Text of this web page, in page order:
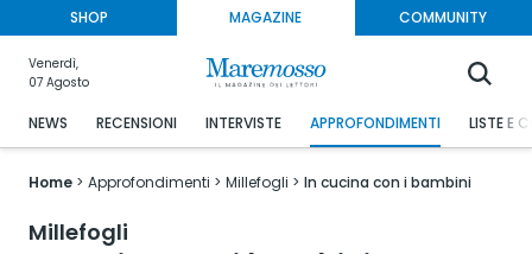
SHOP MAGAZINE COMMUNITY
Venerdì,
07 Agosto
NEWS RECENSIONI INTERVISTE APPROFONDIMENTI LISTE E
Home Approfondimenti Millefogli In cucina con i bambini
Millefogli